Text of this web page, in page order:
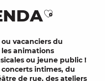
Ajouter
vacanciers du
animations
ou jeune public !
concerts intimes, du
de rue, des ateliers